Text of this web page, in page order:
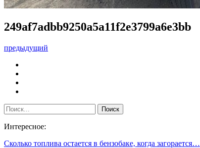
249af7adbb9250a5a11f2e3799a6e3bb
предыдущий
Интересное:
Сколько топлива остается в бензобаке, когда загорается…